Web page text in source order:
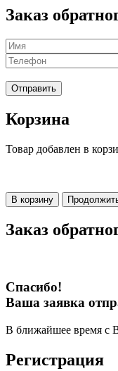
Заказ
Отправить
Корзина
Товар добавлен в
В корзину
Заказ
Спасибо!
Ваша заявка
В ближайшее время с
Регистрация